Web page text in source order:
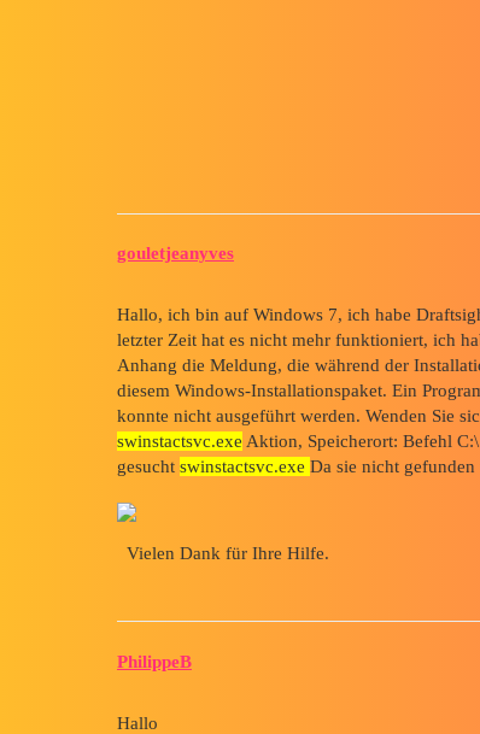
gouletjeanyves
Hallo, ich bin auf Windows 7, ich habe
letzter Zeit hat es nicht mehr funktioniert, ich
Anhang die Meldung, die während der
diesem Windows-Installationspaket. Ein
konnte nicht ausgeführt werden. Wenden Sie
swinstactsvc.exe Aktion, Speicherort: Befehl
gesucht swinstactsvc.exe Da sie nicht
Vielen Dank für Ihre Hilfe.
PhilippeB
Hallo